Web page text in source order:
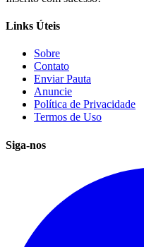
Links Úteis
Sobre
Contato
Enviar Pauta
Anuncie
Política de Privacidade
Termos de Uso
Siga-nos